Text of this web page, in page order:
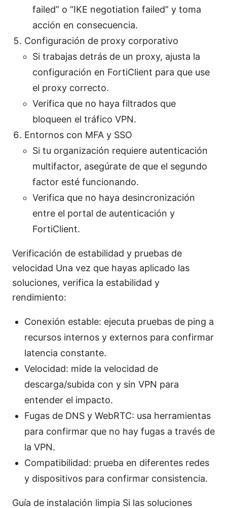
failed” o “IKE negotiation failed” y toma
acción en consecuencia.
Configuración de proxy corporativo
Si trabajas detrás de un proxy, ajusta la
configuración en FortiClient para que use
el proxy correcto.
Verifica que no haya filtrados que
bloqueen el tráfico VPN.
Entornos con MFA y SSO
Si tu organización requiere autenticación
multifactor, asegúrate de que el segundo
factor esté funcionando.
Verifica que no haya desincronización
entre el portal de autenticación y
FortiClient.
Verificación de estabilidad y pruebas de
velocidad Una vez que hayas aplicado las
soluciones, verifica la estabilidad y
rendimiento:
Conexión estable: ejecuta pruebas de ping a
recursos internos y externos para confirmar
latencia constante.
Velocidad: mide la velocidad de
descarga/subida con y sin VPN para
entender el impacto.
Fugas de DNS y WebRTC: usa herramientas
para confirmar que no hay fugas a través de
la VPN.
Compatibilidad: prueba en diferentes redes
y dispositivos para confirmar consistencia.
Guía de instalación limpia Si las soluciones